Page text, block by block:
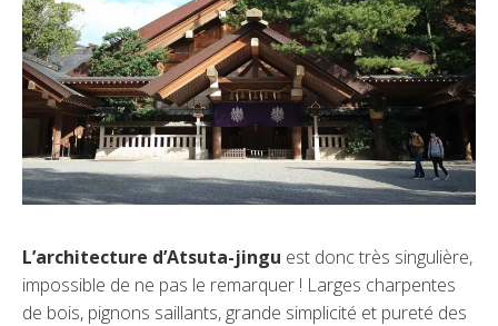
L’architecture d’Atsuta-jingu est donc très singulière,
impossible de ne pas le remarquer ! Larges charpentes
de bois, pignons saillants, grande simplicité et pureté des